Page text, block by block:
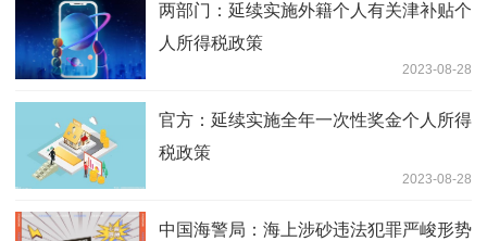
两部门：延续实施外籍个人有关津补贴个
人所得税政策
2023-08-28
官方：延续实施全年一次性奖金个人所得
税政策
2023-08-28
中国海警局：海上涉砂违法犯罪严峻形势